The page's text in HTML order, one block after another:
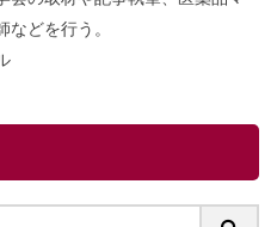
どを行う。